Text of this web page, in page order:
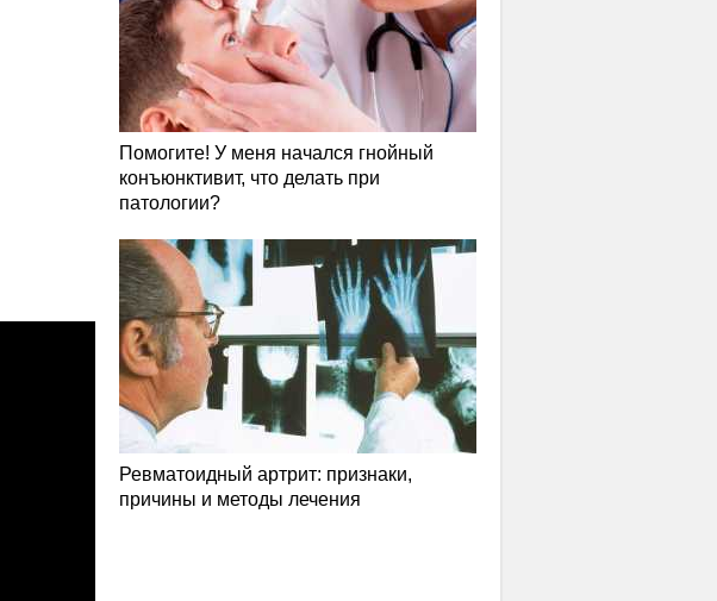
Помогите! У меня начался гнойный
конъюнктивит, что делать при
патологии?
Ревматоидный артрит: признаки,
причины и методы лечения